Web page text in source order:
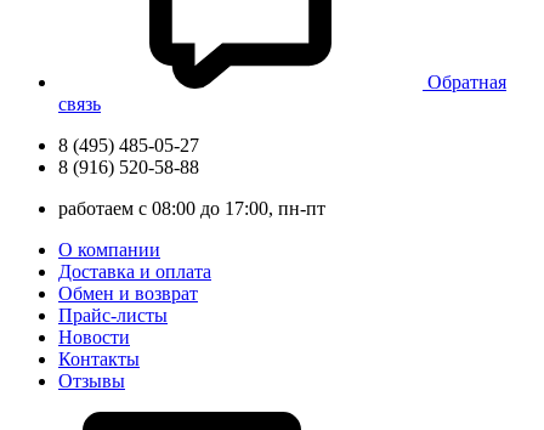
Обратная
связь
8 (495) 485-05-27
8 (916) 520-58-88
работаем с 08:00 до 17:00, пн-пт
О компании
Доставка и оплата
Обмен и возврат
Прайс-листы
Новости
Контакты
Отзывы